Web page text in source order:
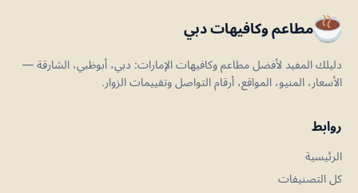
مطاعم وكافيهات دبي
دليلك المفيد لأفضل مطاعم وكافيهات الإمارات: دبي، أبوظبي، الشارقة —
الأسعار، المنيو، المواقع، أرقام التواصل وتقييمات الزوار.
روابط
الرئيسية
كل التصنيفات